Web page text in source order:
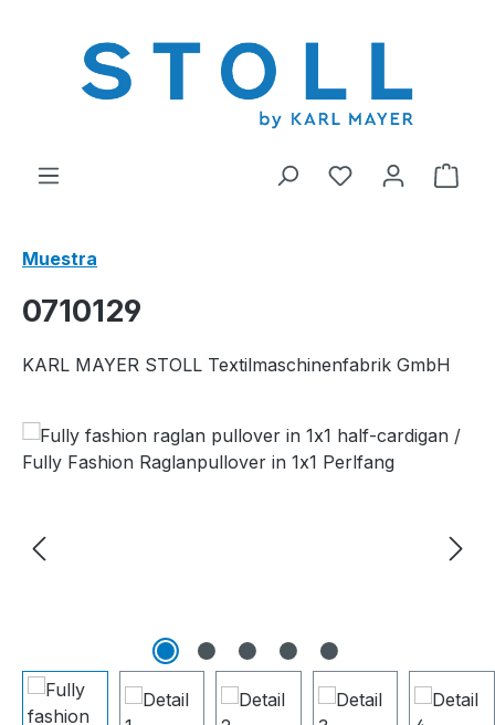
Tienes 0 El
Muestra
0710129
KARL MAYER STOLL Textilmaschinenfabrik GmbH
Omitir galería de imágenes